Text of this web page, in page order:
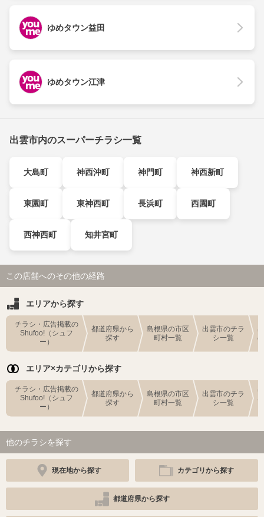
ゆめタウン益田
ゆめタウン江津
出雲市内のスーパーチラシ一覧
大島町 神西沖町 神門町 神西新町
東園町 東神西町 長浜町 西園町
西神西町 知井宮町
この店舗へのその他の経路
エリアから探す
チラシ・広告掲載の
Shufoo!（シュフ
ー）
都道府県から
探す
島根県の市区
町村一覧
出雲市のチラ
シ一覧
エリア×カテゴリから探す
チラシ・広告掲載の
Shufoo!（シュフ
ー）
都道府県から
探す
島根県の市区
町村一覧
出雲市のチラ
シ一覧
他のチラシを探す
現在地から探す カテゴリから探す
都道府県から探す